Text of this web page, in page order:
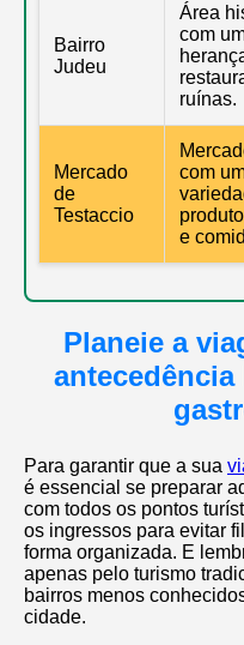
Bairro
Judeu
Área
com
ruínas.
Mercado
de
Testaccio
com
e
Planeie a
Para garantir que a sua
é essencial se preparar
com todos os pontos
os ingressos para evitar
forma organizada. E
apenas pelo turismo
bairros menos
cidade.